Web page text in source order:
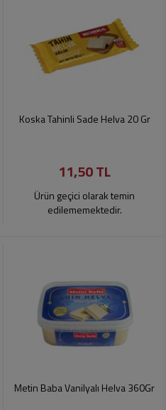
Koska Tahinli Sade Helva 20 Gr
11,50 TL
Ürün geçici olarak temin
edilememektedir.
Metin Baba Vanilyalı Helva 360Gr